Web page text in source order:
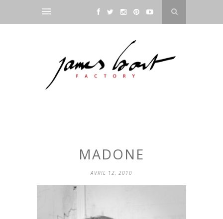
MADONE
AVRIL 12, 2010